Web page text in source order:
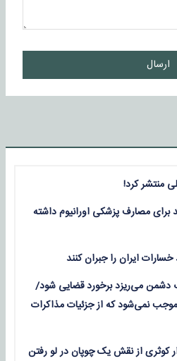
ارسال
منتشر کرد!
برای مصارف پزشکی اورانیوم داشته
دشمن می‌ریزد برخورد قضایی شود/
نمی‌شود که از جزئیات مذاکرات
از نقش یک چوپان در لو رفتن